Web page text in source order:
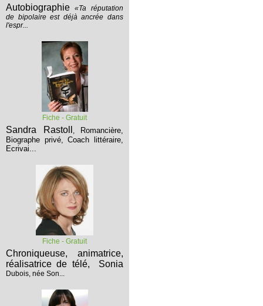
Autobiographie «Ta réputation
de bipolaire est déjà ancrée dans
l'espr...
Fiche - Gratuit
Sandra Rastoll ,
Romancière,
Biographe privé, Coach littéraire,
Ecrivai...
Fiche - Gratuit
Chroniqueuse, animatrice,
réalisatrice de télé,
Sonia
Dubois, née Son...